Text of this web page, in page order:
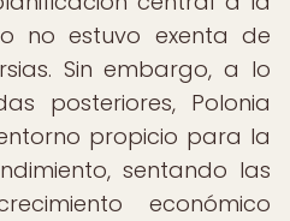
no estuvo exenta de
Sin embargo, a lo
posteriores, Polonia
propicio para la
sentando las
económico